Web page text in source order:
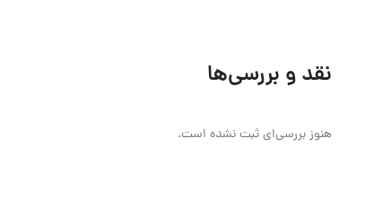
نقد و بررسی‌ها
هنوز بررسی‌ای ثبت نشده است.